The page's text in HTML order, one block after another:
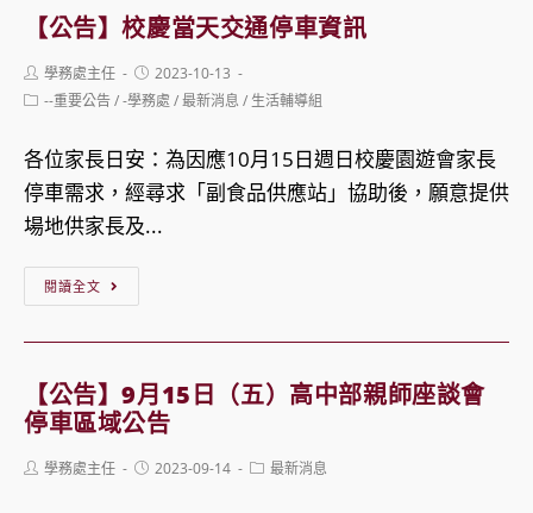
校
停
公
告
月
29
日
（五）
放
學
交
新
建
大
灌
【公告】校慶當天交通停車資訊
Post
author:
學務處主任
Post
published:
2023-10-13
Post--重要公告/-學務處 /最新消息 / 生活輔導組
各位家長日安：為因應10月15日週日校慶園遊會家長
停車需求，經尋求「副食品供應站」協助後，願意提供
場地供家長及...
閱讀全文
校
慶
當
交
【公告】9月15日（五）高中部親師座談會
停車區域公告
Post學務處主任
Post2023-09-14
Post最新消息